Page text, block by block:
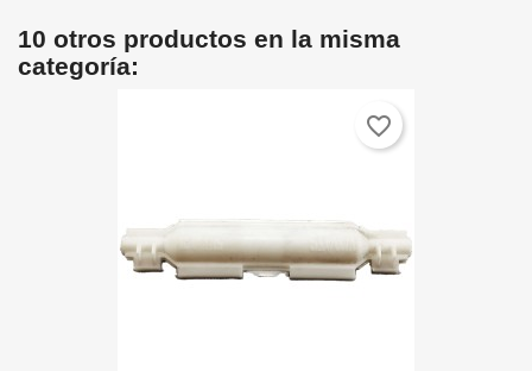
10 otros productos en la misma
categoría:
favorite_border